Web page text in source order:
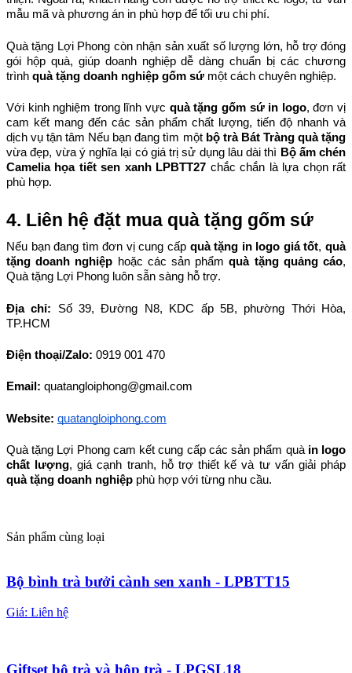
mẫu mã và phương án in phù hợp để tối ưu chi phí.
Quà tặng Lợi Phong còn nhận sản xuất số lượng lớn, hỗ trợ đóng
gói hộp quà, giúp doanh nghiệp dễ dàng chuẩn bị các chương
trình quà tặng doanh nghiệp gốm sứ một cách chuyên nghiệp.
Với kinh nghiệm trong lĩnh vực quà tặng gốm sứ in logo, đơn vị
cam kết mang đến các sản phẩm chất lượng, tiến độ nhanh và
dịch vụ tận tâm Nếu bạn đang tìm một bộ trà Bát Tràng quà tặng
vừa đẹp, vừa ý nghĩa lại có giá trị sử dụng lâu dài thì Bộ ấm chén
Camelia họa tiết sen xanh LPBTT27 chắc chắn là lựa chọn rất
phù hợp.
4. Liên hệ đặt mua quà tặng gốm sứ
Nếu bạn đang tìm đơn vị cung cấp quà tặng in logo giá tốt, quà
tặng doanh nghiệp hoặc các sản phẩm quà tặng quảng cáo,
Quà tặng Lợi Phong luôn sẵn sàng hỗ trợ.
Địa chỉ: Số 39, Đường N8, KDC ấp 5B, phường Thới Hòa,
TP.HCM
Điện thoại/Zalo: 0919 001 470
Email: quatangloiphong@gmail.com
Website: quatangloiphong.com
Quà tặng Lợi Phong cam kết cung cấp các sản phẩm quà in logo
chất lượng
quà tặng doanh nghiệp phù hợp với từng nhu cầu.
Sản phẩm cùng loại
Bộ bình trà bưởi cành sen xanh - LPBTT15
Giá: Liên hệ
Giftset bộ trà và hộp trà - LPGSL18